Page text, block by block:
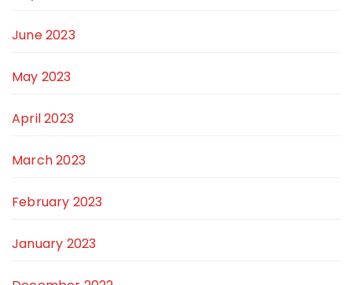
June 2023
May 2023
April 2023
March 2023
February 2023
January 2023